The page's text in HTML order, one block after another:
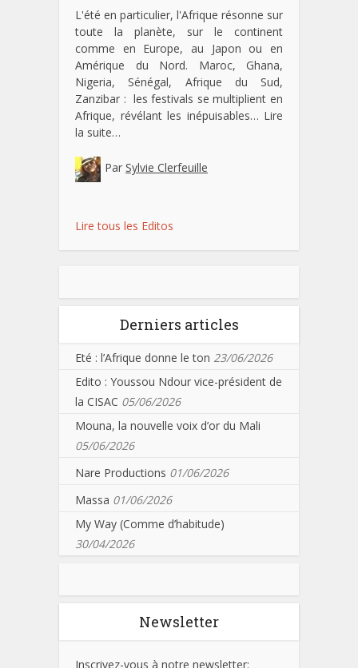
L'été en particulier, l'Afrique résonne sur
toute la planète, sur le continent
comme en Europe, au Japon ou en
Amérique du Nord. Maroc, Ghana,
Nigeria, Sénégal, Afrique du Sud,
Zanzibar : les festivals se multiplient en
Afrique, révélant les inépuisables… Lire
la suite…
Par Sylvie Clerfeuille
Lire tous les Editos
Derniers articles
Eté : l’Afrique donne le ton 23/06/2026
Edito : Youssou Ndour vice-président de
la CISAC 05/06/2026
Mouna, la nouvelle voix d’or du Mali
05/06/2026
Nare Productions 01/06/2026
Massa 01/06/2026
My Way (Comme d’habitude)
30/04/2026
Newsletter
Inscrivez-vous à notre newsletter: